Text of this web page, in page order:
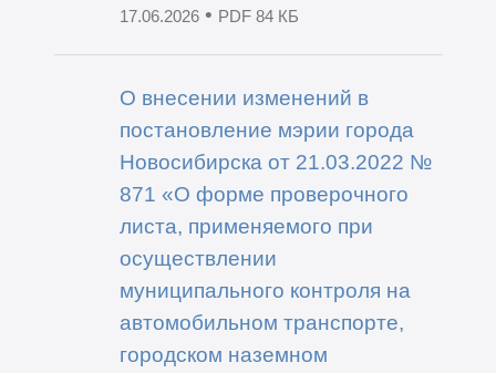
17.06.2026• PDF 84 КБ
О внесении изменений в
постановление мэрии города
Новосибирска от 21.03.2022 №
871 «О форме проверочного
листа, применяемого при
осуществлении
муниципального контроля на
автомобильном транспорте,
городском наземном